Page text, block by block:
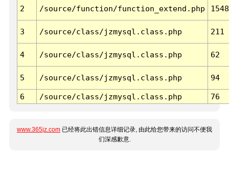
2 /source/function/function_extend.php 1548
3 /source/class/jzmysql.class.php 211
4 /source/class/jzmysql.class.php 62
5 /source/class/jzmysql.class.php 94
6 /source/class/jzmysql.class.php 76
www.365jz.com 已经将此出错信息详细记录, 由此给您带来的访问不便我
们深感歉意.